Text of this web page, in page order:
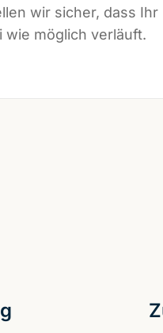
wir sicher, dass Ihr
möglich verläuft.